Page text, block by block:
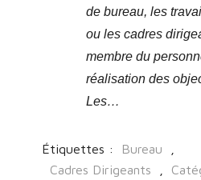
de bureau, les
ou les cadres
membre du
réalisation des
Les…
Étiquettes : Bureau
Cadres Dirigeants